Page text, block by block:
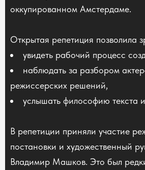
оккупированном Амстердаме.
Открытая репетиция позволила
увидеть рабочий процесс
наблюдать за разбором
режиссерских решений,
услышать философию текста
В репетиции приняли участие
постановки и художественный
Владимир Машков. Это был